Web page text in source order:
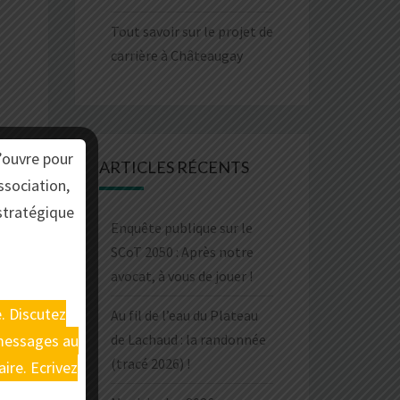
Tout savoir sur le projet de
carrière à Châteaugay
ARTICLES RÉCENTS
Enquête publique sur le
SCoT 2050 : Après notre
avocat, à vous de jouer !
Au fil de l’eau du Plateau
de Lachaud : la randonnée
(tracé 2026) !
pour
Discutez
au
Ecrivez